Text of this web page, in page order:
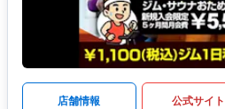
店舗情報 公式サイト